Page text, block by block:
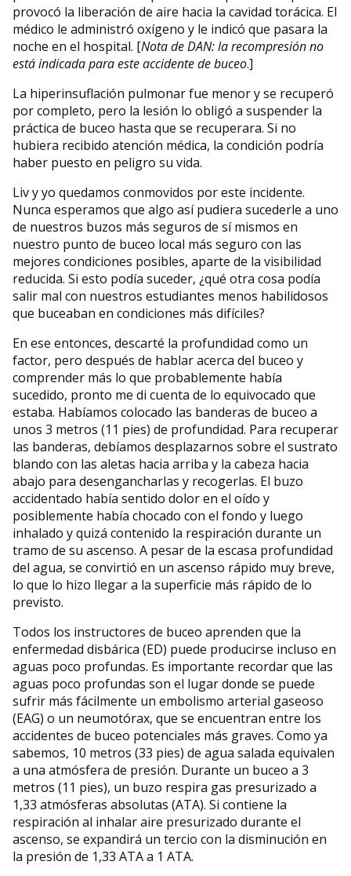
provocó la liberación de aire hacia la cavidad torácica. El
médico le administró oxígeno y le indicó que pasara la
noche en el hospital. [Nota de DAN: la recompresión no
está indicada para este accidente de buceo.]
La hiperinsuflación pulmonar fue menor y se recuperó
por completo, pero la lesión lo obligó a suspender la
práctica de buceo hasta que se recuperara. Si no
hubiera recibido atención médica, la condición podría
haber puesto en peligro su vida.
Liv y yo quedamos conmovidos por este incidente.
Nunca esperamos que algo así pudiera sucederle a uno
de nuestros buzos más seguros de sí mismos en
nuestro punto de buceo local más seguro con las
mejores condiciones posibles, aparte de la visibilidad
reducida. Si esto podía suceder, ¿qué otra cosa podía
salir mal con nuestros estudiantes menos habilidosos
que buceaban en condiciones más difíciles?
En ese entonces, descarté la profundidad como un
factor, pero después de hablar acerca del buceo y
comprender más lo que probablemente había
sucedido, pronto me di cuenta de lo equivocado que
estaba. Habíamos colocado las banderas de buceo a
unos 3 metros (11 pies) de profundidad. Para recuperar
las banderas, debíamos desplazarnos sobre el sustrato
blando con las aletas hacia arriba y la cabeza hacia
abajo para desengancharlas y recogerlas. El buzo
accidentado había sentido dolor en el oído y
posiblemente había chocado con el fondo y luego
inhalado y quizá contenido la respiración durante un
tramo de su ascenso. A pesar de la escasa profundidad
del agua, se convirtió en un ascenso rápido muy breve,
lo que lo hizo llegar a la superficie más rápido de lo
previsto.
Todos los instructores de buceo aprenden que la
enfermedad disbárica (ED) puede producirse incluso en
aguas poco profundas. Es importante recordar que las
aguas poco profundas son el lugar donde se puede
sufrir más fácilmente un embolismo arterial gaseoso
(EAG) o un neumotórax, que se encuentran entre los
accidentes de buceo potenciales más graves. Como ya
sabemos, 10 metros (33 pies) de agua salada equivalen
a una atmósfera de presión. Durante un buceo a 3
metros (11 pies), un buzo respira gas presurizado a
1,33 atmósferas absolutas (ATA). Si contiene la
respiración al inhalar aire presurizado durante el
ascenso, se expandirá un tercio con la disminución en
la presión de 1,33 ATA a 1 ATA.